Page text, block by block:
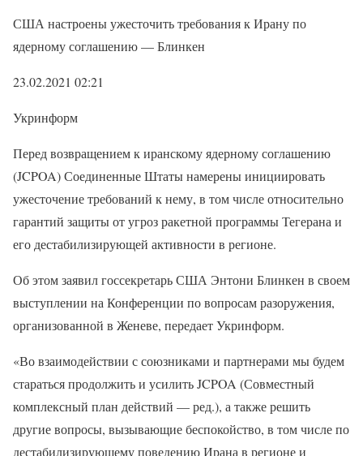
США настроены ужесточить требования к Ирану по
ядерному соглашению — Блинкен
23.02.2021 02:21
Укринформ
Перед возвращением к иранскому ядерному соглашению
(JCPOA) Соединенные Штаты намерены инициировать
ужесточение требований к нему, в том числе относительно
гарантий защиты от угроз ракетной программы Тегерана и
его дестабилизирующей активности в регионе.
Об этом заявил госсекретарь США Энтони Блинкен в своем
выступлении на Конференции по вопросам разоружения,
организованной в Женеве, передает Укринформ.
«Во взаимодействии с союзниками и партнерами мы будем
стараться продолжить и усилить JCPOA (Совместный
комплексный план действий — ред.), а также решить
другие вопросы, вызывающие беспокойство, в том числе по
дестабилизирующему поведению Ирана в регионе и